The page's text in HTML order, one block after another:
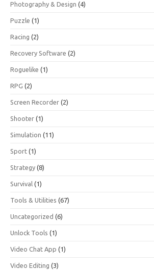
Photography & Design (4)
Puzzle (1)
Racing (2)
Recovery Software (2)
Roguelike (1)
RPG (2)
Screen Recorder (2)
Shooter (1)
Simulation (11)
Sport (1)
Strategy (8)
Survival (1)
Tools & Utilities (67)
Uncategorized (6)
Unlock Tools (1)
Video Chat App (1)
Video Editing (3)